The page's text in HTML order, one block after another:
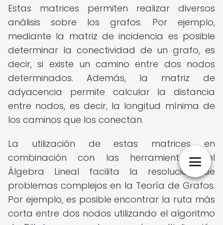
Estas matrices permiten realizar diversos
análisis sobre los grafos. Por ejemplo,
mediante la matriz de incidencia es posible
determinar la conectividad de un grafo, es
decir, si existe un camino entre dos nodos
determinados. Además, la matriz de
adyacencia permite calcular la distancia
entre nodos, es decir, la longitud mínima de
los caminos que los conectan.
La utilización de estas matrices en
combinación con las herramientas del
Álgebra Lineal facilita la resolución de
problemas complejos en la Teoría de Grafos.
Por ejemplo, es posible encontrar la ruta más
corta entre dos nodos utilizando el algoritmo